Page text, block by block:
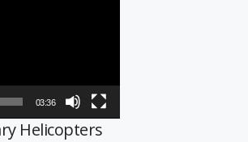
03:36
Helicopters